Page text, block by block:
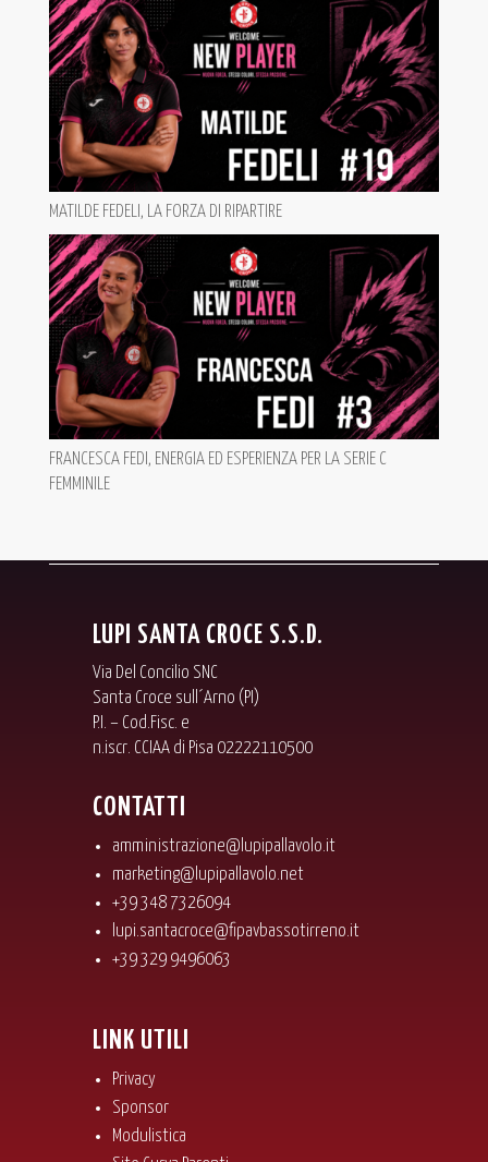
MATILDE FEDELI, LA FORZA DI RIPARTIRE
FRANCESCA FEDI, ENERGIA ED ESPERIENZA PER LA SERIE C
FEMMINILE
LUPI SANTA CROCE S.S.D.
Via Del Concilio SNC
Santa Croce sull´Arno (PI)
P.I. – Cod.Fisc. e
n.iscr. CCIAA di Pisa 02222110500
CONTATTI
amministrazione@lupipallavolo.it
marketing@lupipallavolo.net
+39 348 7326094
lupi.santacroce@fipavbassotirreno.it
+39 329 9496063
LINK UTILI
Privacy
Sponsor
Modulistica